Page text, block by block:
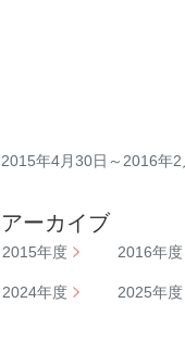
2015年4月30日～2016年
アーカイブ
2015年度 2016年度
2024年度 2025年度